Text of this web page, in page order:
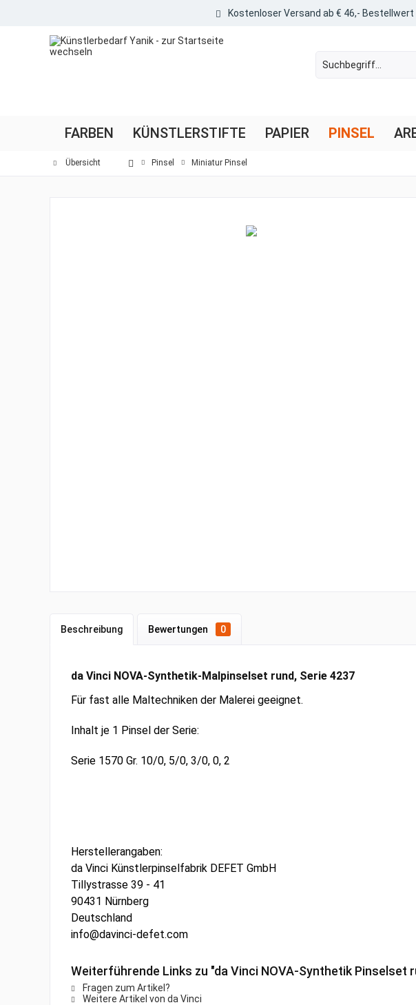
Kostenloser Versand ab € 46,- Bestellwert
FARBEN KÜNSTLERSTIFTE PAPIER PINSEL
Übersicht Pinsel Miniatur Pinsel
Beschreibung Bewertungen 0
da Vinci NOVA-Synthetik-Malpinselset rund, Serie 4237
Für fast alle Maltechniken der Malerei geeignet.
Inhalt je 1 Pinsel der Serie:
Serie 1570 Gr. 10/0, 5/0, 3/0, 0, 2
Herstellerangaben:
da Vinci Künstlerpinselfabrik DEFET GmbH
Tillystrasse 39 - 41
90431 Nürnberg
Deutschland
info@davinci-defet.com
Weiterführende Links zu "da Vinci NOVA-Synthetik Pinselset
Fragen zum Artikel?
Weitere Artikel von da Vinci